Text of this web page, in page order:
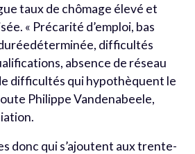
taux de chômage élevé et
« Précarité d’emploi, bas
difficultés
absence de réseau
difficultés qui hypothèquent le
Philippe Vandenabeele,
donc qui s’ajoutent aux trente-